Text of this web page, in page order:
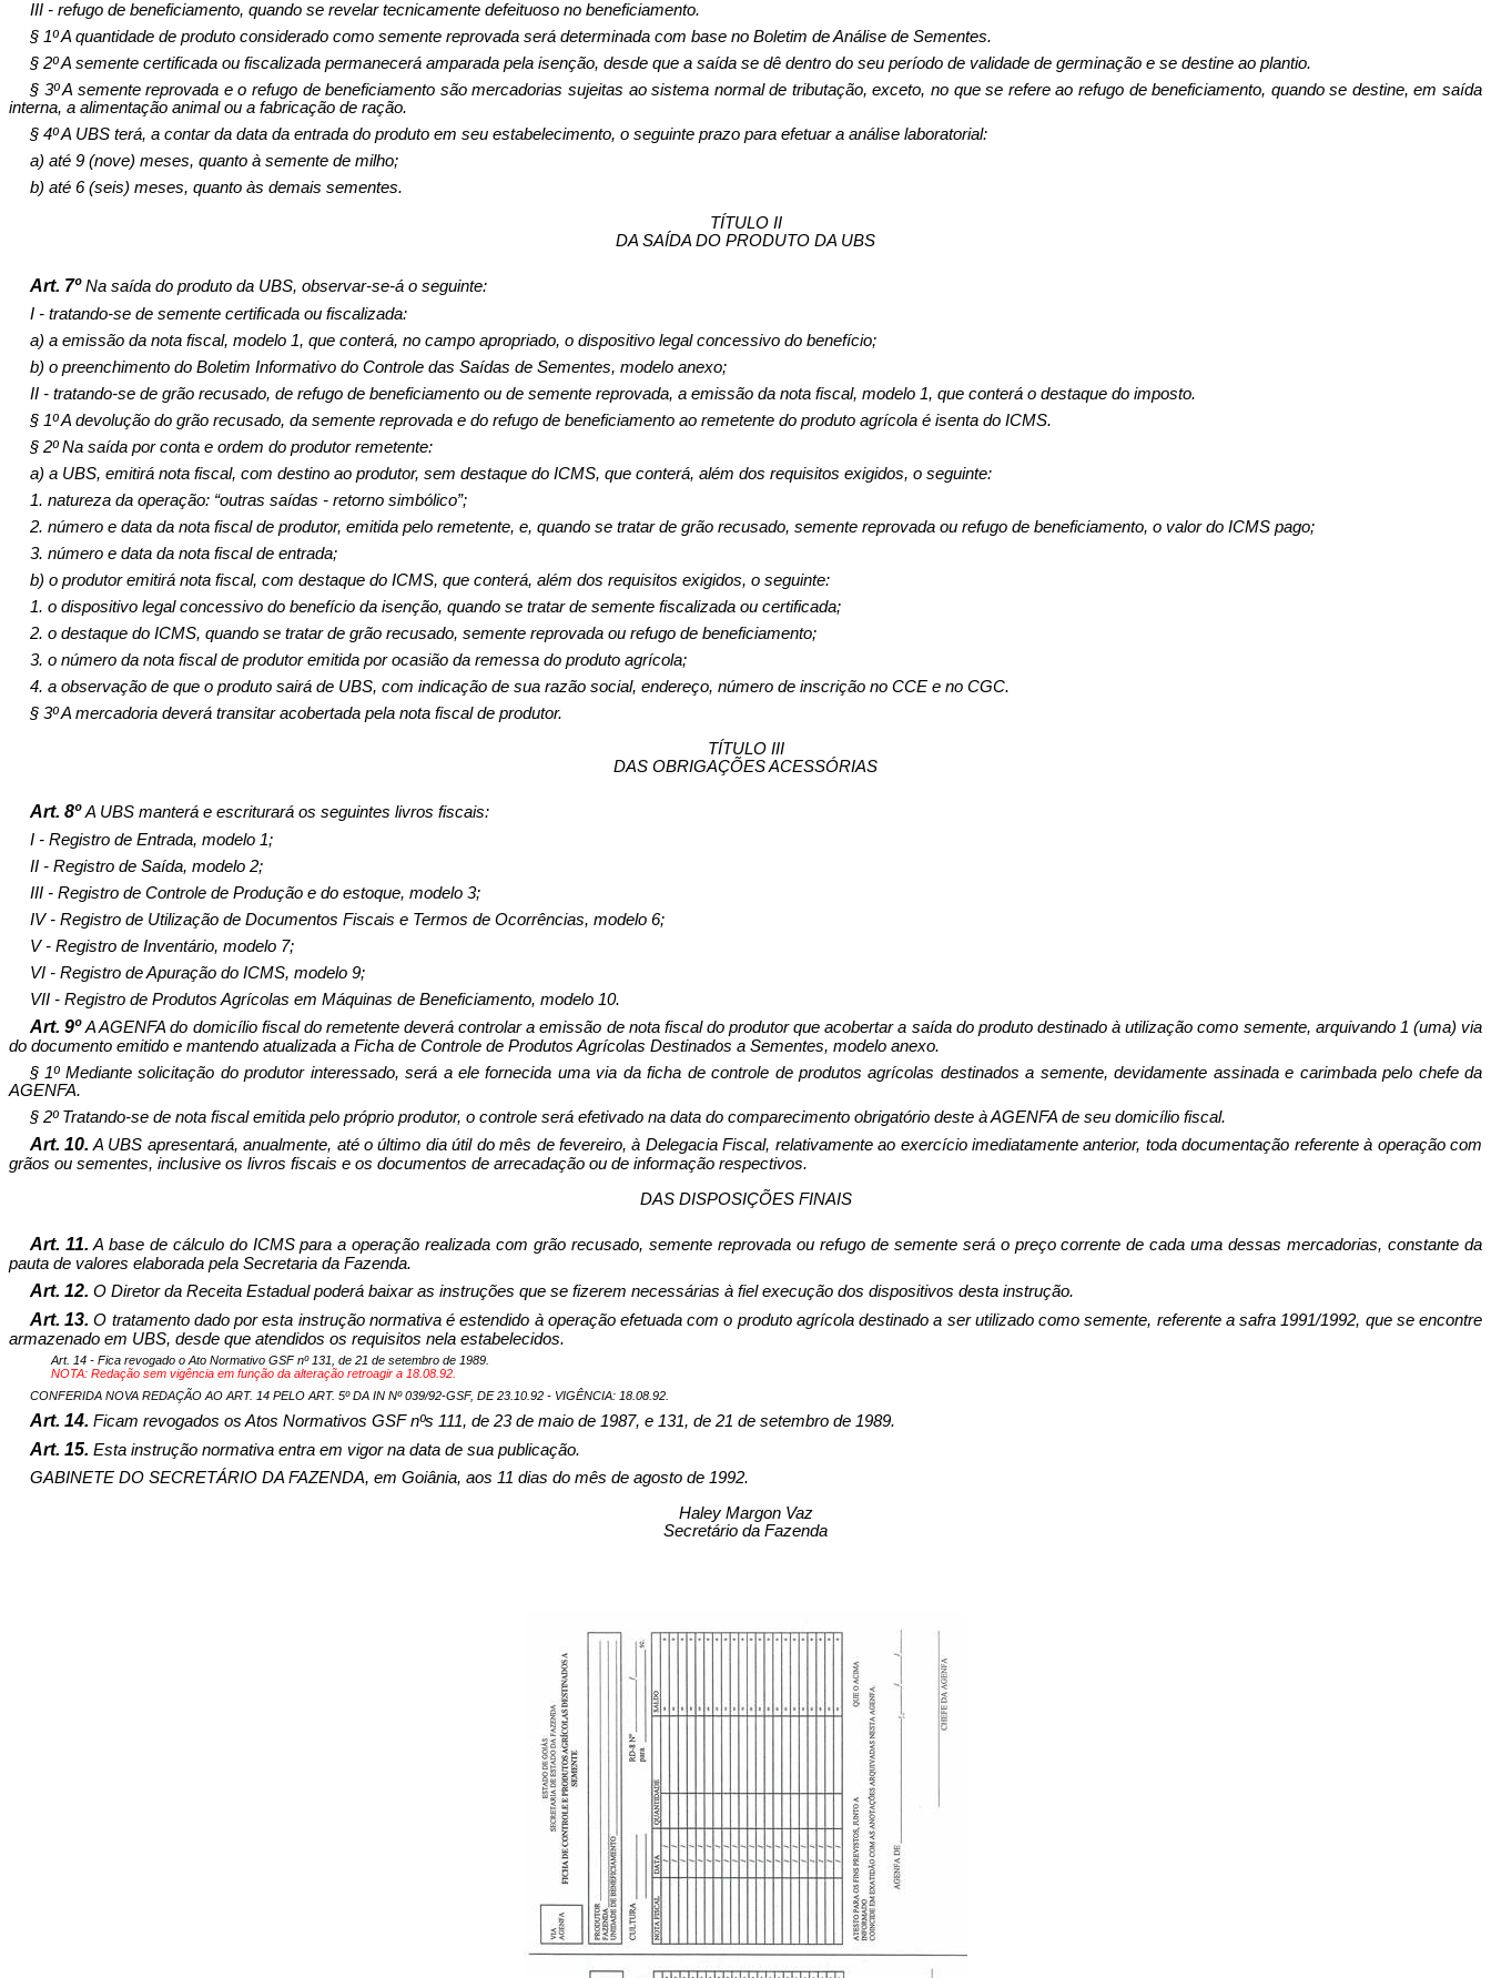
III - refugo de beneficiamento, quando se revelar tecnicamente defeituoso no beneficiamento.
§ 1º A quantidade de produto considerado como semente reprovada será determinada com base no Boletim de Análise de Sementes.
§ 2º A semente certificada ou fiscalizada permanecerá amparada pela isenção, desde que a saída se dê dentro do seu período de validade de ger­minação e se destine ao plantio.
§ 3º A semente reprovada e o refugo de beneficiamento são mercado­rias sujeitas ao sistema normal de tributação, exceto, no que se refere ao refugo de beneficiamento, quando se destine, em saída
in­terna, a alimen­tação animal ou a fabricação de ração.
§ 4º A UBS terá, a contar da data da entrada do produto em seu esta­belecimento, o seguinte prazo para efetuar a análise laboratorial:
a) até 9 (nove) meses, quanto à semente de milho;
b) até 6 (seis) meses, quanto às demais sementes.
TÍTULO II
DA SAÍDA DO PRODUTO DA UBS
Art. 7ºNa saída do produto da UBS, observar-se-á o seguinte:
I - tratando-se de semente certificada ou fiscalizada:
a) a emissão da nota fiscal, modelo 1, que conterá, no campo apro­priado, o dispositivo legal concessivo do benefício;
b) o preenchimento do Boletim Informativo do Controle das Saídas de Sementes, modelo anexo;
II - tratando-se de grão recusado, de refugo de beneficiamento ou de semente reprovada, a emissão da nota fiscal, modelo 1, que conterá o desta­que do imposto.
§ 1º A devolução do grão recusado, da semente reprovada e do refugo de beneficiamento ao reme­tente do produto agrícola é isenta do ICMS.
§ 2º Na saída por conta e ordem do produtor remetente:
a) a UBS, emitirá nota fiscal, com destino ao produtor, sem destaque do ICMS, que conterá, além dos requisitos exigidos, o seguinte:
1. natureza da operação: “outras saídas - retorno simbólico”;
2. número e data da nota fiscal de produtor, emitida pelo remetente, e, quando se tratar de grão recusado, semente reprovada ou refugo de bene­ficiamento, o valor do ICMS pago;
3. número e data da nota fiscal de entrada;
b) o produtor emitirá nota fiscal, com destaque do ICMS, que con­terá, além dos requisitos exigidos, o seguinte:
1. o dispositivo legal concessivo do benefício da isenção, quando se tratar de semente fiscali­zada ou certificada;
2. o destaque do ICMS, quando se tratar de grão recusado, semente reprovada ou refugo de benefi­ciamento;
3. o número da nota fiscal de produtor emitida por ocasião da re­messa do produto agrícola;
4. a observação de que o produto sairá de UBS, com indicação de sua razão social, endereço, nú­mero de inscrição no CCE e no CGC.
§ 3º A mercadoria deverá transitar acobertada pela nota fiscal de produtor.
TÍTULO III
DAS OBRIGAÇÕES ACESSÓRIAS
Art. 8ºA UBS manterá e escriturará os seguintes livros fiscais:
I - Registro de Entrada, modelo 1;
II - Registro de Saída, modelo 2;
III - Registro de Controle de Produção e do estoque, modelo 3;
IV - Registro de Utilização de Documentos Fiscais e Termos de Ocor­rências, modelo 6;
V - Registro de Inventário, modelo 7;
VI - Registro de Apuração do ICMS, modelo 9;
VII - Registro de Produtos Agrícolas em Máquinas de Beneficiamento, modelo 10.
Art. 9ºA AGENFA do domicílio fiscal do remetente deverá controlar a emissão de nota fiscal do produtor que acobertar a saída do produto desti­nado à utilização como semente, arquivando 1 (uma) via
do documento emitido e mantendo atualizada a Ficha de Controle de Produtos Agrícolas Destinados a Sementes, modelo anexo.
§ 1º Mediante solicitação do produtor interessado, será a ele forne­cida uma via da ficha de controle de produtos agrícolas destinados a se­mente, devidamente assinada e carimbada pelo chefe da
AGENFA.
§ 2º Tratando-se de nota fiscal emitida pelo próprio produtor, o controle será efetivado na data do comparecimento obrigatório deste à AGENFA de seu domicílio fiscal.
Art. 10. A UBS apresentará, anualmente, até o último dia útil do mês de feve­reiro, à Delegacia Fiscal, relativamente ao exercício imediatamente anterior, toda documen­tação referente à operação com
grãos ou sementes, in­clusive os livros fiscais e os documen­tos de arrecadação ou de informação respectivos.
DAS DISPOSIÇÕES FINAIS
Art. 11. A base de cálculo do ICMS para a operação realizada com grão recusado, semente repro­vada ou refugo de semente será o preço corrente de cada uma dessas mercado­rias, constante da
pauta de valo­res ela­borada pela Secretaria da Fazenda.
Art. 12. O Diretor da Receita Estadual poderá baixar as instruções que se fizerem necessárias à fiel execução dos dispositivos desta ins­trução.
Art. 13. O tratamento dado por esta instrução normativa é estendido à operação efetuada com o pro­duto agrícola destinado a ser utilizado como semente, referente a safra 1991/1992, que se encontre
arma­zenado em UBS, desde que atendidos os requisitos nela estabelecidos.
Art. 14 - Fica revogado o Ato Normativo GSF nº 131, de 21 de setembro de 1989.
NOTA: Redação sem vigência em função da alteração retroagir a 18.08.92.
CONFERIDA NOVA REDAÇÃO AO ART. 14 PELO ART. 5º DA IN Nº 039/92-GSF, DE 23.10.92 - VIGÊNCIA: 18.08.92.
Art. 14. Ficam revogados os Atos Normativos GSF nºs 111, de 23 de maio de 1987, e 131, de 21 de setembro de 1989.
Art. 15. Esta instrução normativa entra em vigor na data de sua pu­blicação.
GABINETE DO SECRETÁRIO DA FAZENDA, em Goiânia, aos 11 dias do mês de agosto de 1992.
Haley Margon Vaz
Secretário da Fazenda